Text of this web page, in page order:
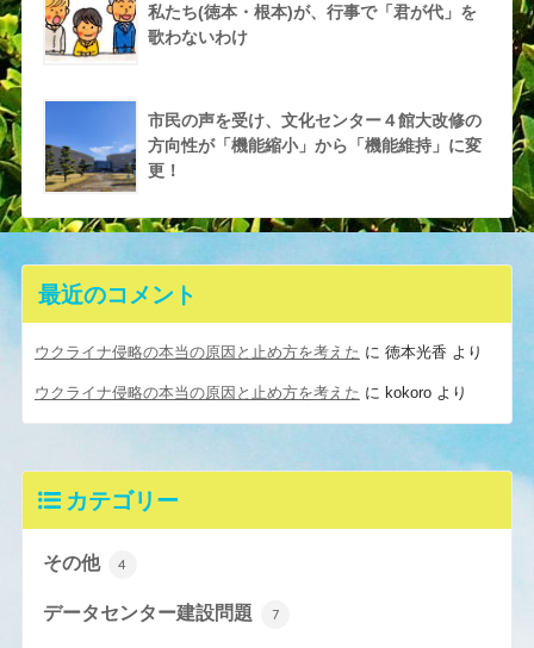
私たち(徳本・根本)が、行事で「君が代」を
歌わないわけ
市民の声を受け、文化センター４館大改修の
方向性が「機能縮小」から「機能維持」に変
更！
最近のコメント
ウクライナ侵略の本当の原因と止め方を考えた に 徳本光香 より
ウクライナ侵略の本当の原因と止め方を考えた に kokoroより
カテゴリー
その他 4
データセンター建設問題 7